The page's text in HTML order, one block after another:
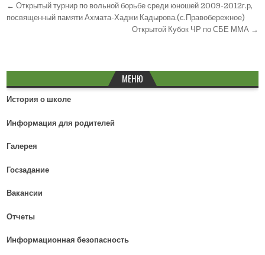
Н
и
г
а
ц
я
п
о
з
а
п
← Открытый турнир по вольной борьбе среди юношей 2009-2012г.р,
посвященный памяти Ахмата-Хаджи Кадырова.(с.Правобережное)
Открытой Кубок ЧР по СБЕ ММА →
МЕНЮ
История о школе
Информация для родителей
Галерея
Госзадание
Вакансии
Отчеты
Информационная безопасность